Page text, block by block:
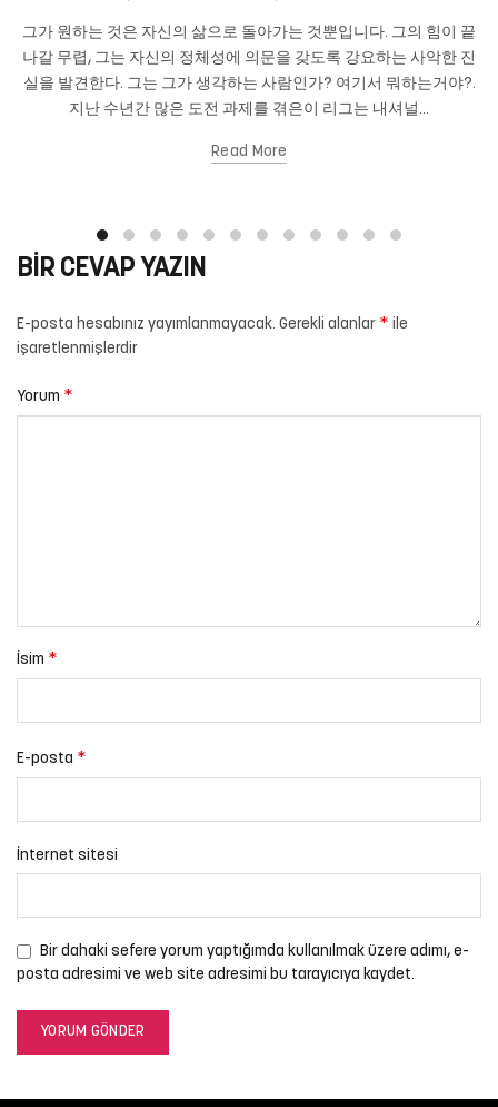
그가 원하는 것은 자신의 삶으로 돌아가는 것뿐입니다. 그의 힘이 끝
나갈 무렵, 그는 자신의 정체성에 의문을 갖도록 강요하는 사악한 진
실을 발견한다. 그는 그가 생각하는 사람인가? 여기서 뭐하는거야?.
지난 수년간 많은 도전 과제를 겪은이 리그는 내셔널...
Read More
BIR CEVAP YAZIN
E-posta hesabınız yayımlanmayacak. Gerekli alanlar * ile
işaretlenmişlerdir
Yorum *
İsim *
E-posta *
İnternet sitesi
Bir dahaki sefere yorum yaptığımda kullanılmak üzere adımı, e-
posta adresimi ve web site adresimi bu tarayıcıya kaydet.